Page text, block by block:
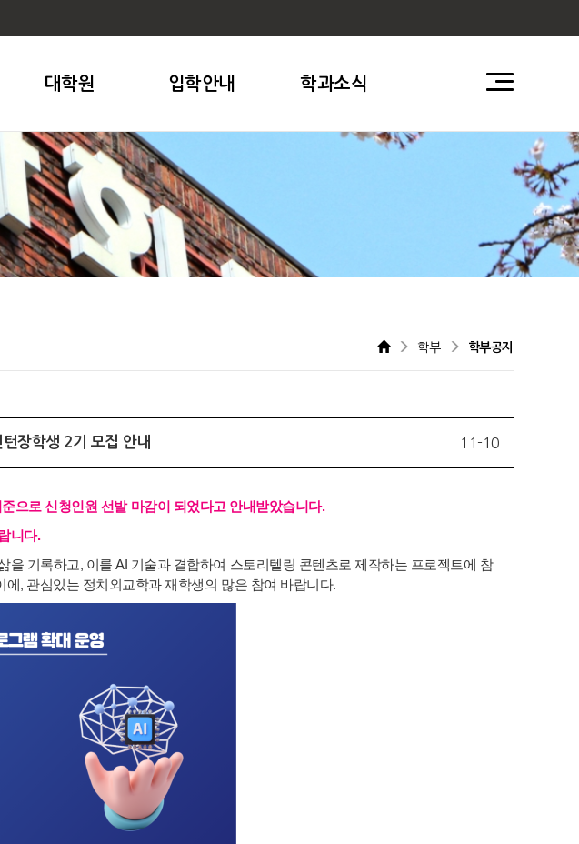
대학원 입학안내 학과소식
학부 학부공지
장학생 2기 모집 안내 11-10
으로 신청인원 선발 마감이 되었다고 안내받았습니다.
니다.
을 기록하고, 이를 AI 기술과 결합하여 스토리텔링 콘텐츠로 제작하는 프로젝트에 참
, 관심있는 정치외교학과 재학생의 많은 참여 바랍니다.